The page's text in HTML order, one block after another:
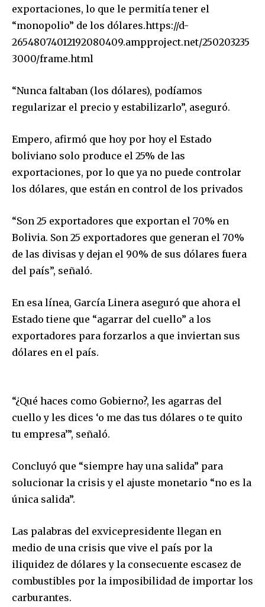
Join our community of
SUBSCRIBERS and be part of the
To subscribe, simply enter your email address on our website
or click the subscribe button below. Don't worry, we respect
your privacy and won't spam your inbox. Your information is
SUBSCRIBE
exportaciones, lo que le permitía tener el
“monopolio” de los dólares.https://d-
26548074012192080409.ampproject.net/250203235
3000/frame.html
“Nunca faltaban (los dólares), podíamos
regularizar el precio y estabilizarlo”, aseguró.
Empero, afirmó que hoy por hoy el Estado
boliviano solo produce el 25% de las
exportaciones, por lo que ya no puede controlar
los dólares, que están en control de los privados
“Son 25 exportadores que exportan el 70% en
Bolivia. Son 25 exportadores que generan el 70%
de las divisas y dejan el 90% de sus dólares fuera
del país”, señaló.
En esa línea, García Linera aseguró que ahora el
Estado tiene que “agarrar del cuello” a los
exportadores para forzarlos a que inviertan sus
dólares en el país.
“¿Qué haces como Gobierno?, les agarras del
cuello y les dices ‘o me das tus dólares o te quito
tu empresa’”, señaló.
Concluyó que “siempre hay una salida” para
solucionar la crisis y el ajuste monetario “no es la
única salida”.
Las palabras del exvicepresidente llegan en
medio de una crisis que vive el país por la
iliquidez de dólares y la consecuente escasez de
combustibles por la imposibilidad de importar los
carburantes.